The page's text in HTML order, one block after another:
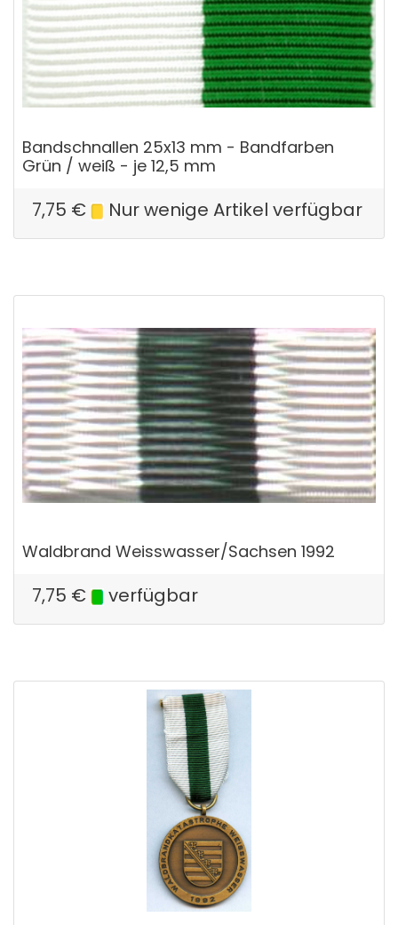
Bandschnallen 25x13 mm - Bandfarben
Grün / weiß - je 12,5 mm
7,75 € Nur wenige Artikel verfügbar
Waldbrand Weisswasser/Sachsen 1992
7,75 € verfügbar